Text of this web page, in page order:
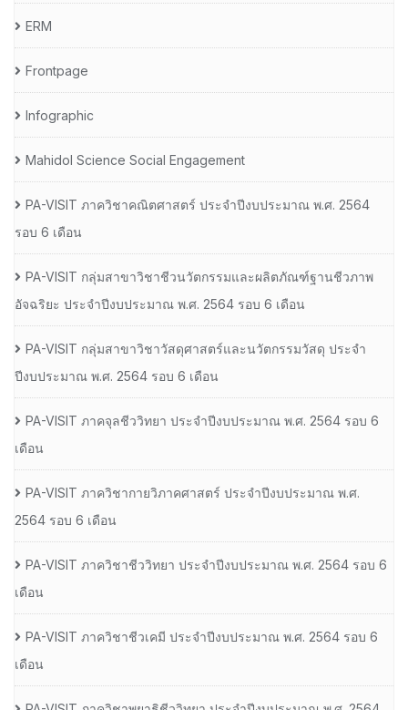
ERM
Frontpage
Infographic
Mahidol Science Social Engagement
PA-VISIT ภาควิชาคณิตศาสตร์ ประจำปีงบประมาณ พ.ศ. 2564
รอบ 6 เดือน
PA-VISIT กลุ่มสาขาวิชาชีวนวัตกรรมและผลิตภัณฑ์ฐานชีวภาพ
อัจฉริยะ ประจำปีงบประมาณ พ.ศ. 2564 รอบ 6 เดือน
PA-VISIT กลุ่มสาขาวิชาวัสดุศาสตร์และนวัตกรรมวัสดุ ประจำ
ปีงบประมาณ พ.ศ. 2564 รอบ 6 เดือน
PA-VISIT ภาคจุลชีววิทยา ประจำปีงบประมาณ พ.ศ. 2564 รอบ 6
เดือน
PA-VISIT ภาควิชากายวิภาคศาสตร์ ประจำปีงบประมาณ พ.ศ.
2564 รอบ 6 เดือน
PA-VISIT ภาควิชาชีววิทยา ประจำปีงบประมาณ พ.ศ. 2564 รอบ 6
เดือน
PA-VISIT ภาควิชาชีวเคมี ประจำปีงบประมาณ พ.ศ. 2564 รอบ 6
เดือน